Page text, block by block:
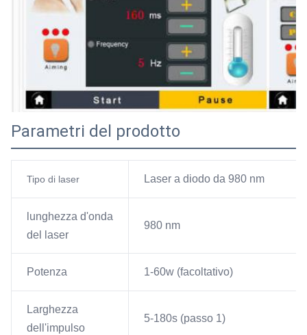
Parametri del prodotto
Tipo di laser Laser a diodo da 980 nm
lunghezza d'onda
del laser
980 nm
Potenza 1-60w (facoltativo)
Larghezza
dell'impulso
5-180s (passo 1)